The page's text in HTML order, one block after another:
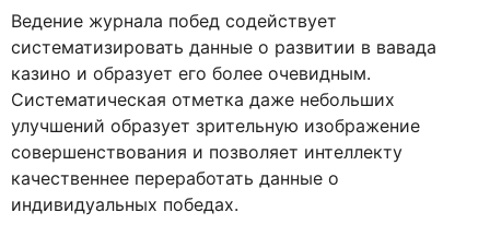
Ведение журнала побед содействует
систематизировать данные о развитии в вавада
казино и образует его более очевидным.
Систематическая отметка даже небольших
улучшений образует зрительную изображение
совершенствования и позволяет интеллекту
качественнее переработать данные о
индивидуальных победах.